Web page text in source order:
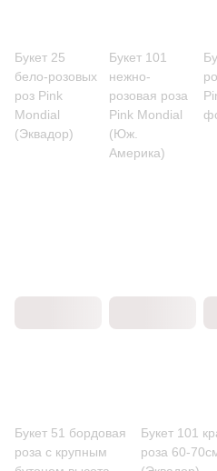
Букет 25
бело-розовых
роз Pink
Mondial
(Эквадор)
Букет 101
нежно-
розовая роза
Pink Mondial
(Юж.
Америка)
Букет 51 бордовая
роза с крупным
Букет 101
роза 60-